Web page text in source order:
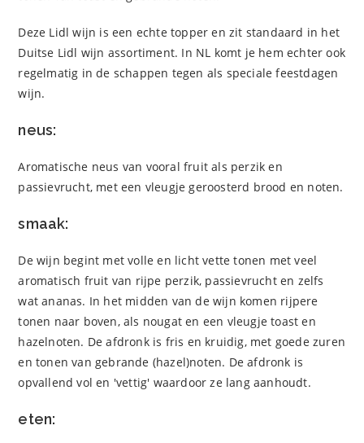
Deze Lidl wijn is een echte topper en zit standaard in het
Duitse Lidl wijn assortiment. In NL komt je hem echter ook
regelmatig in de schappen tegen als speciale feestdagen
wijn.
neus:
Aromatische neus van vooral fruit als perzik en
passievrucht, met een vleugje geroosterd brood en noten.
smaak:
De wijn begint met volle en licht vette tonen met veel
aromatisch fruit van rijpe perzik, passievrucht en zelfs
wat ananas. In het midden van de wijn komen rijpere
tonen naar boven, als nougat en een vleugje toast en
hazelnoten. De afdronk is fris en kruidig, met goede zuren
en tonen van gebrande (hazel)noten. De afdronk is
opvallend vol en 'vettig' waardoor ze lang aanhoudt.
eten: